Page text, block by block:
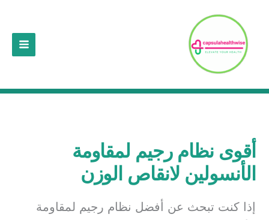
المحتوى
أقوى نظام رجيم لمقاومة
الأنسولين لانقاص الوزن
إذا كنت تبحث عن أفضل نظام رجيم لمقاومة